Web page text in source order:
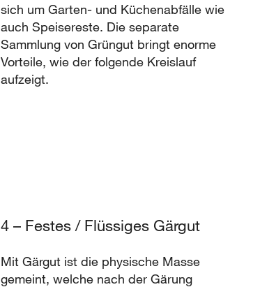
sich um Garten- und Küchenabfälle wie
auch Speisereste. Die separate
Sammlung von Grüngut bringt enorme
Vorteile, wie der folgende Kreislauf
aufzeigt.
4 – Festes / Flüssiges Gärgut
Mit Gärgut ist die physische Masse
gemeint, welche nach der Gärung